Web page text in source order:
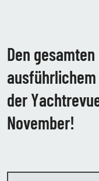
Den
der
November!